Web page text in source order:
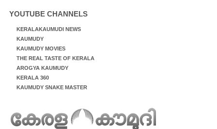
YOUTUBE CHANNELS
KERALAKAUMUDI NEWS
KAUMUDY
KAUMUDY MOVIES
THE REAL TASTE OF KERALA
AROGYA KAUMUDY
KERALA 360
KAUMUDY SNAKE MASTER